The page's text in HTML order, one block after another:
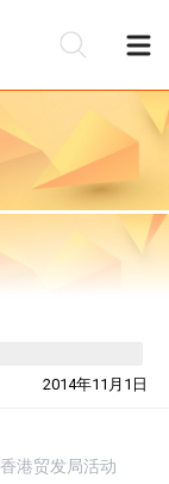
2014年11月1日
香港贸发局活动